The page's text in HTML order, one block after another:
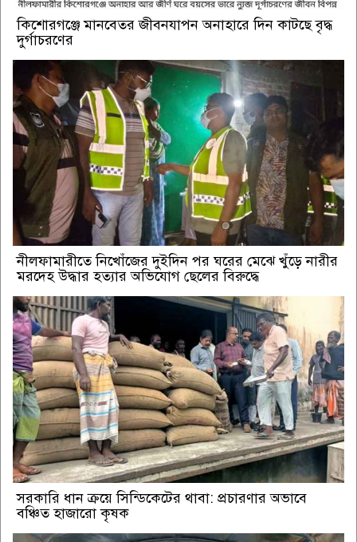
কিশোরগঞ্জে মানবেতর জীবনযাপন অনাহারে দিন কাটছে বৃদ্ধ
দুর্গাচরণের
নীলফামারীতে নিখোঁজের দুইদিন পর ঘরের মেঝে খুঁড়ে নারীর
মরদেহ উদ্ধার হত্যার অভিযোগ ছেলের বিরুদ্ধে
সরকারি ধান ক্রয়ে সিন্ডিকেটের থাবা: প্রচারণার অভাবে
বঞ্চিত হাজারো কৃষক